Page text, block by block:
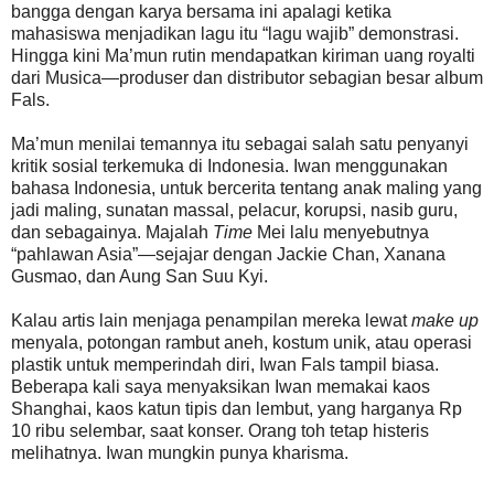
bangga dengan karya bersama ini apalagi ketika
mahasiswa menjadikan lagu itu “lagu wajib” demonstrasi.
Hingga kini Ma’mun rutin mendapatkan kiriman uang royalti
dari Musica—produser dan distributor sebagian besar album
Fals.
Ma’mun menilai temannya itu sebagai salah satu penyanyi
kritik sosial terkemuka di Indonesia. Iwan menggunakan
bahasa Indonesia, untuk bercerita tentang anak maling yang
jadi maling, sunatan massal, pelacur, korupsi, nasib guru,
dan sebagainya. Majalah Time Mei lalu menyebutnya
“pahlawan Asia”—sejajar dengan Jackie Chan, Xanana
Gusmao, dan Aung San Suu Kyi.
Kalau artis lain menjaga penampilan mereka lewatmake up
menyala, potongan rambut aneh, kostum unik, atau operasi
plastik untuk memperindah diri, Iwan Fals tampil biasa.
Beberapa kali saya menyaksikan Iwan memakai kaos
Shanghai, kaos katun tipis dan lembut, yang harganya Rp
10 ribu selembar, saat konser. Orang toh tetap histeris
melihatnya. Iwan mungkin punya kharisma.